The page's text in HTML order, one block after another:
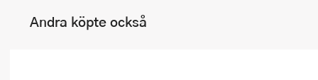
Andra köpte också